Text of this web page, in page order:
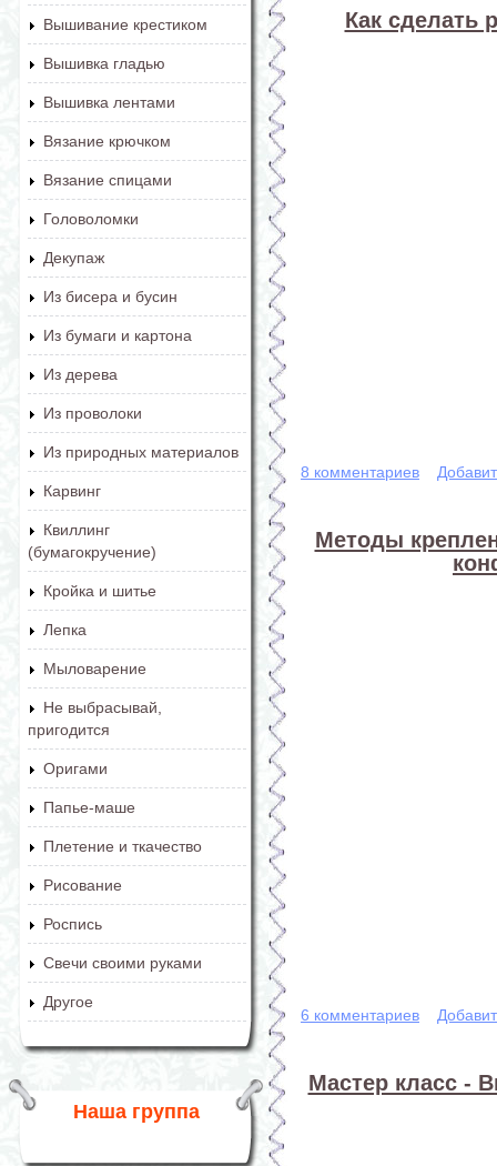
Вышивание крестиком
Вышивка гладью
Вышивка лентами
Вязание крючком
Вязание спицами
Головоломки
Декупаж
Из бисера и бусин
Из бумаги и картона
Из дерева
Из проволоки
Из природных материалов
Карвинг
Квиллинг
(бумагокручение)
Кройка и шитье
Лепка
Мыловарение
Не выбрасывай,
пригодится
Оригами
Папье-маше
Плетение и ткачество
Рисование
Роспись
Свечи своими руками
Другое
Наша группа
Как сделать
8 комментариев
Методы
6 комментариев
Мастер класс -